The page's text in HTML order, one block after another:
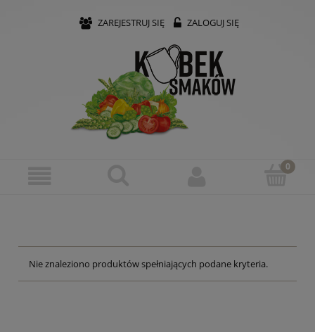
ZAREJESTRUJ SIĘ ZALOGUJ SIĘ
Nie znaleziono produktów spełniających podane kryteria.